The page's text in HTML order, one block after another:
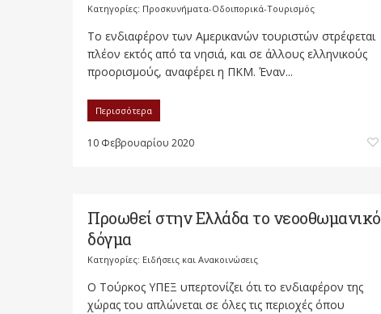
Κατηγορίες: Προσκυνήματα-Οδοιπορικά-Τουρισμός
Το ενδιαφέρον των Αμερικανών τουριστών στρέφεται
πλέον εκτός από τα νησιά, και σε άλλους ελληνικούς
προορισμούς, αναφέρει η ΠΚΜ. Έναν...
Περισσότερα
10 Φεβρουαρίου 2020
Προωθεί στην Ελλάδα το νεοοθωμανικό
δόγμα
Κατηγορίες: Ειδήσεις και Ανακοινώσεις
Ο Τούρκος ΥΠΕΞ υπερτονίζει ότι το ενδιαφέρον της
χώρας του απλώνεται σε όλες τις περιοχές όπου